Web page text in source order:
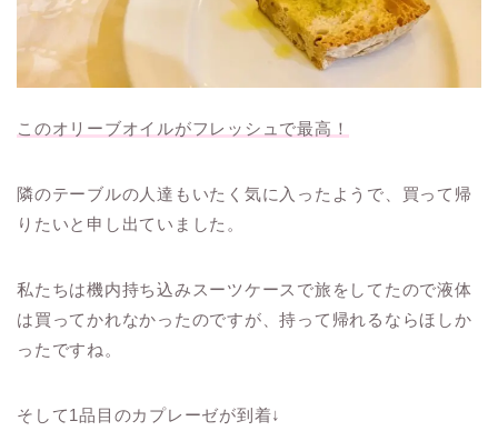
このオリーブオイルがフレッシュで最高！
隣のテーブルの人達もいたく気に入ったようで、買って帰
りたいと申し出ていました。
私たちは機内持ち込みスーツケースで旅をしてたので液体
は買ってかれなかったのですが、持って帰れるならほしか
ったですね。
そして1品目のカプレーゼが到着↓